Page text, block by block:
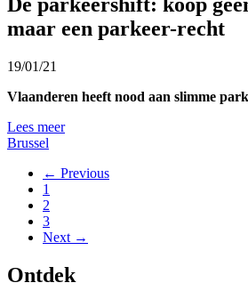
maar een parkeer-recht
19/01/21
Vlaanderen heeft nood aan slimme
Lees meer
Brussel
← Previous
1
2
3
Next →
Ontdek